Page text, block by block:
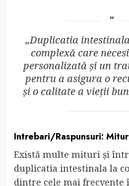
„Duplicatia
complexă care
personalizată și un
pentru a asigura o
și o calitate a vieții
Intrebari/Raspunsuri:
Există multe mituri și
duplicatia intestinala la
dintre cele mai frecvente